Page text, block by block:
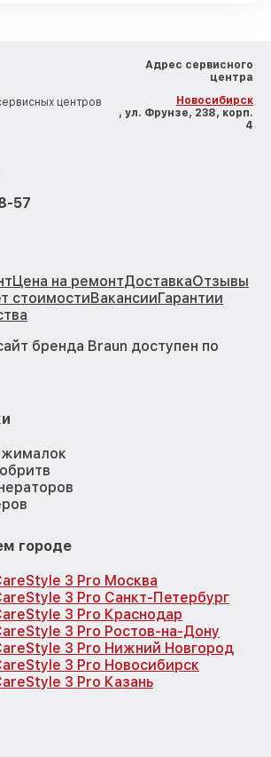
центров
Адрес сервисного
центра
Новосибирск
, ул. Фрунзе, 238, корп.
4
57
Цена на ремонтДоставкаОтзывы
стоимостиВакансииГарантии
бренда Braun доступен по
городе
3 Pro Москва
3 Pro Санкт-Петербург
3 Pro Краснодар
3 Pro Ростов-на-Дону
3 Pro Нижний Новгород
3 Pro Новосибирск
3 Pro Казань